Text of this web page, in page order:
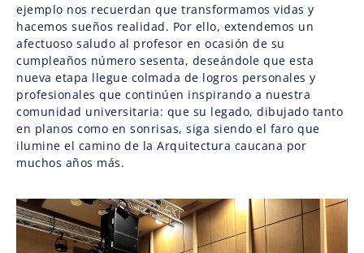
ejemplo nos recuerdan que transformamos vidas y
hacemos sueños realidad. Por ello, extendemos un
afectuoso saludo al profesor en ocasión de su
cumpleaños número sesenta, deseándole que esta
nueva etapa llegue colmada de logros personales y
profesionales que continúen inspirando a nuestra
comunidad universitaria: que su legado, dibujado tanto
en planos como en sonrisas, siga siendo el faro que
ilumine el camino de la Arquitectura caucana por
muchos años más.